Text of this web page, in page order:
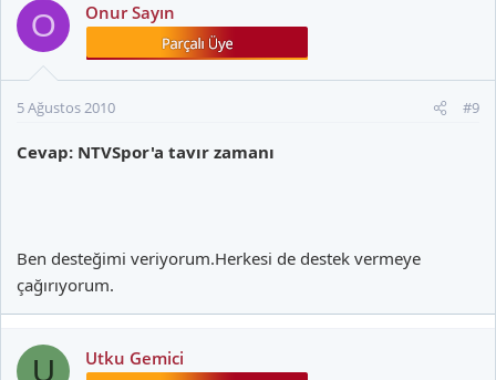
O Onur Sayın
5 Ağustos 2010 #9
Cevap: NTVSpor'a tavır zamanı
Ben desteğimi veriyorum.Herkesi de destek vermeye
çağırıyorum.
U Utku Gemici